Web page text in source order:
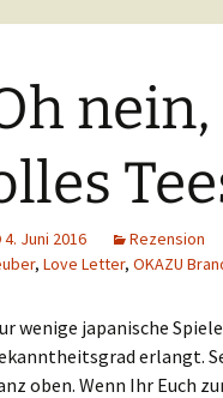
Pari
Topfrosch
Tricky Bid
toi!
4. Juni 2016 Rezension
, Love Letter, OKAZU
wenige japanische
erlangt.
oben. Wenn Ihr Euch